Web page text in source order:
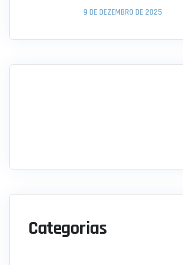
9 DE DEZEMBRO DE 2025
Categorias